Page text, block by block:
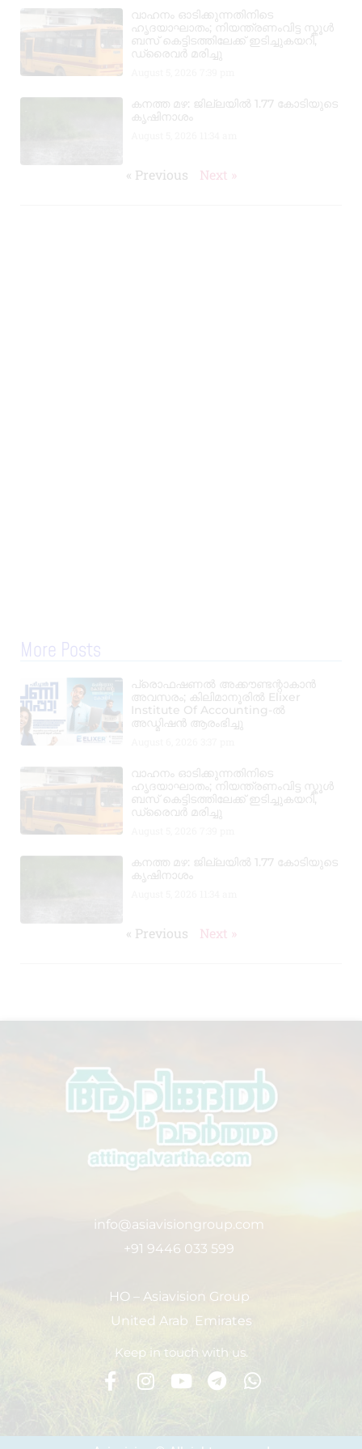
വാഹനം ഓടിക്കുന്നതിനിടെ
ഹൃദയാഘാതം; നിയന്ത്രണംവിട്ട സ്കൂൾ
ബസ് കെട്ടിടത്തിലേക്ക് ഇടിച്ചുകയറി,
ഡ്രൈവർ മരിച്ചു
കനത്ത മഴ: ജില്ലയിൽ 1.77 കോടിയുടെ
കൃഷിനാശം
« Previous Next »
More Posts
പ്രൊഫഷണൽ അക്കൗണ്ടന്റാകാൻ
അവസരം; കിലിമാനൂരിൽ Elixer
Institute Of Accounting-ൽ
അഡ്മിഷൻ ആരംഭിച്ചു
വാഹനം ഓടിക്കുന്നതിനിടെ
ഹൃദയാഘാതം; നിയന്ത്രണംവിട്ട സ്കൂൾ
ബസ് കെട്ടിടത്തിലേക്ക് ഇടിച്ചുകയറി,
ഡ്രൈവർ മരിച്ചു
കനത്ത മഴ: ജില്ലയിൽ 1.77 കോടിയുടെ
കൃഷിനാശം
« Previous Next »
info@asiavisiongroup.com
+91 9446 033 599
HO – Asiavision Group
United Arab Emirates
Keep in touch with us.